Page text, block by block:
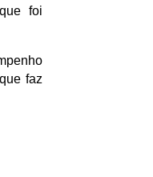
foi
faz